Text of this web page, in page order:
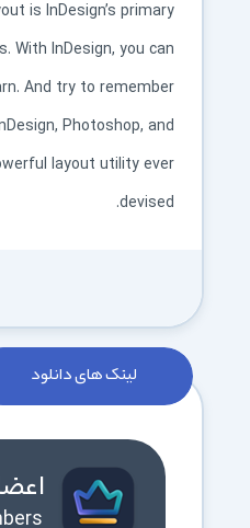
is InDesign’s primary
InDesign, you can
And try to remember
Photoshop, and
layout utility ever
devised.
لینک های دانلود